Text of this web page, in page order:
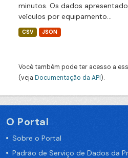
minutos. Os dados
veículos por equipamento...
CSV JSON
Você também pode ter acesso a
(veja Documentação da API).
O Portal
Sobre o Portal
Padrão de Serviço de Dados da